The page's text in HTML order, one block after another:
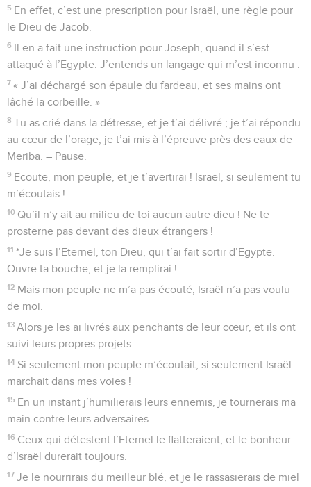
5 En effet, c’est une prescription pour Israël, une règle pour
le Dieu de Jacob.
6 Il en a fait une instruction pour Joseph, quand il s’est
attaqué à l’Egypte. J’entends un langage qui m’est inconnu :
7 « J’ai déchargé son épaule du fardeau, et ses mains ont
lâché la corbeille. »
8 Tu as crié dans la détresse, et je t’ai délivré ; je t’ai répondu
au cœur de l’orage, je t’ai mis à l’épreuve près des eaux de
Meriba. – Pause.
9 Ecoute, mon peuple, et je t’avertirai ! Israël, si seulement tu
m’écoutais !
10 Qu’il n’y ait au milieu de toi aucun autre dieu ! Ne te
prosterne pas devant des dieux étrangers !
11 *Je suis l’Eternel, ton Dieu, qui t’ai fait sortir d’Egypte.
Ouvre ta bouche, et je la remplirai !
12 Mais mon peuple ne m’a pas écouté, Israël n’a pas voulu
de moi.
13 Alors je les ai livrés aux penchants de leur cœur, et ils ont
suivi leurs propres projets.
14 Si seulement mon peuple m’écoutait, si seulement Israël
marchait dans mes voies !
15 En un instant j’humilierais leurs ennemis, je tournerais ma
main contre leurs adversaires.
16 Ceux qui détestent l’Eternel le flatteraient, et le bonheur
d’Israël durerait toujours.
17 Je le nourrirais du meilleur blé, et je le rassasierais de miel